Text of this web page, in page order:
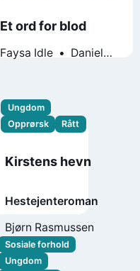
Et ord for blod
Faysa Idle
Daniel
Ungdom
Opprørsk
Rått
Kirstens hevn
Hestejenteroman
Bjørn Rasmussen
Sosiale forhold
Ungdom